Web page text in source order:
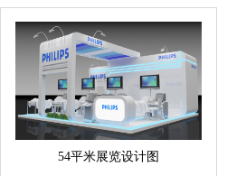
54平米展览设计图